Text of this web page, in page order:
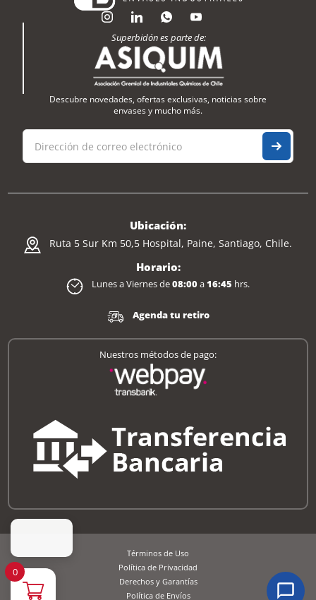
Superbidón es parte de:
Descubre novedades, ofertas exclusivas, noticias sobre
envases y mucho más.
Ubicación:
Ruta 5 Sur Km 50,5 Hospital, Paine, Santiago, Chile.
Horario:
Lunes a Viernes de08:00a16:45 hrs.
Agenda tu retiro
Nuestros métodos de pago:
Términos de Uso
Política de Privacidad
Derechos y Garantías
Política de Envíos
0